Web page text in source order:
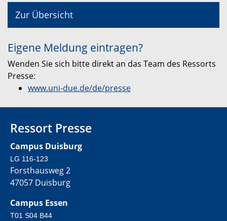
Zur Übersicht
Eigene Meldung eintragen?
Wenden Sie sich bitte direkt an das Team des Ressorts
Presse:
www.uni-due.de/de/presse
Ressort Presse
Campus Duisburg
LG 116-123
Forsthausweg 2
47057 Duisburg
Campus Essen
T01 S04 B44